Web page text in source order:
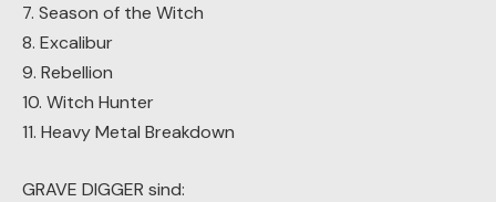
7. Season of the Witch
8. Excalibur
9. Rebellion
10. Witch Hunter
11. Heavy Metal Breakdown
GRAVE DIGGER sind: